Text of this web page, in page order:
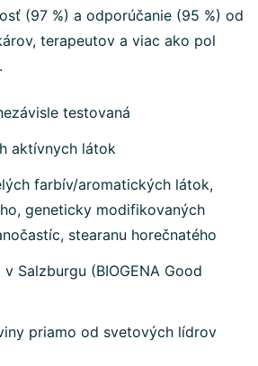
(97 %) a odporúčanie (95 %) od
terapeutov a viac ako pol
testovaná
aktívnych látok
farbív/aromatických látok,
geneticky modifikovaných
stearanu horečnatého
Salzburgu (BIOGENA Good
priamo od svetových lídrov